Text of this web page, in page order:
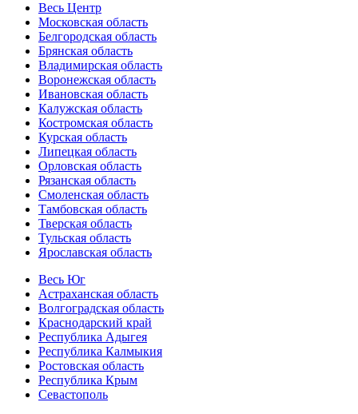
Весь Центр
Московская область
Белгородская область
Брянская область
Владимирская область
Воронежская область
Ивановская область
Калужская область
Костромская область
Курская область
Липецкая область
Орловская область
Рязанская область
Смоленская область
Тамбовская область
Тверская область
Тульская область
Ярославская область
Весь Юг
Астраханская область
Волгоградская область
Краснодарский край
Республика Адыгея
Республика Калмыкия
Ростовская область
Республика Крым
Севастополь